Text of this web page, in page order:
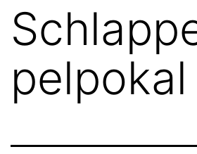
pelpokal